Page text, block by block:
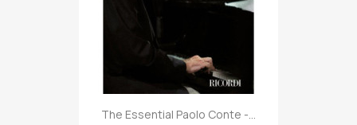
The Essential Paolo Conte -...